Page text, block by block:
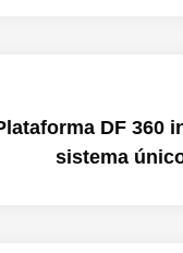
DF 360
sistema